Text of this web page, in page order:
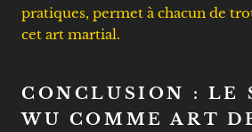
pratiques, permet à chacun de
cet art martial.
CONCLUSION : LE
WU COMME ART